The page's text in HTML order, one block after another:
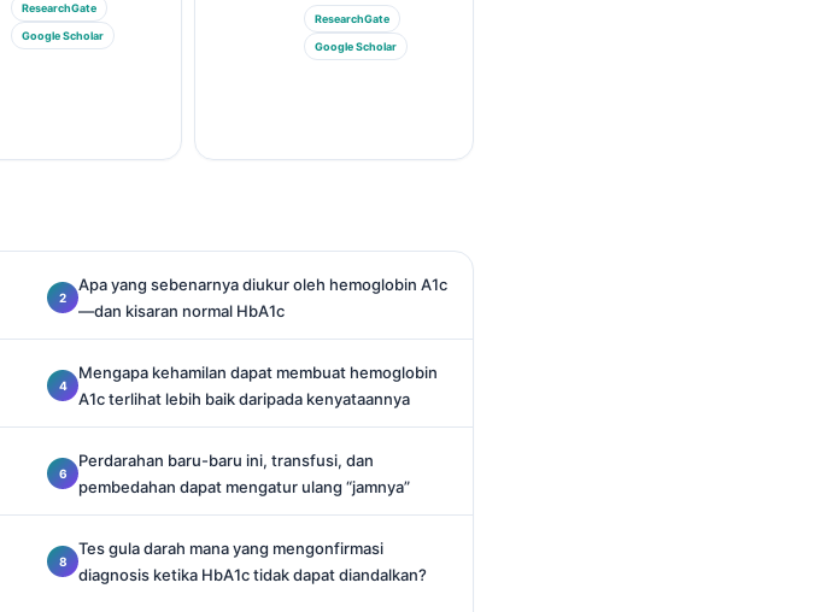
ResearchGate
Google Scholar
ResearchGate
Google Scholar
Apa yang sebenarnya diukur oleh hemoglobin A1c
—dan kisaran normal HbA1c
Mengapa kehamilan dapat membuat hemoglobin
A1c terlihat lebih baik daripada kenyataannya
Perdarahan baru-baru ini, transfusi, dan
pembedahan dapat mengatur ulang “jamnya”
Tes gula darah mana yang mengonfirmasi
diagnosis ketika HbA1c tidak dapat diandalkan?